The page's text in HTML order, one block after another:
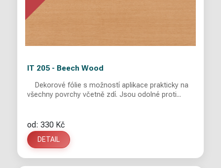
IT 205 - Beech Wood
všechny povrchy včetně zdí. Jsou odolné proti...
od: 330 Kč
DETAIL